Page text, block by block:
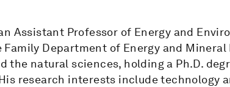
Assistant Professor of Energy and
Family Department of Energy and
the natural sciences, holding a Ph.D.
research interests include technology